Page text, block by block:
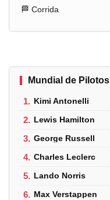
🏁 Corrida
Mundial de Pilotos
1. Kimi Antonelli
2. Lewis Hamilton
3. George Russell
4. Charles Leclerc
5. Lando Norris
6. Max Verstappen